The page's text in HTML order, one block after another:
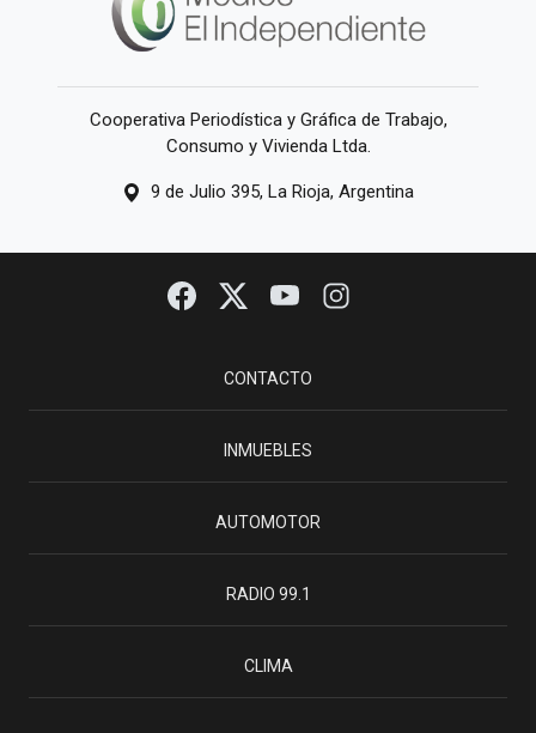
Cooperativa Periodística y Gráfica de Trabajo,
Consumo y Vivienda Ltda.
9 de Julio 395, La Rioja, Argentina
CONTACTO
INMUEBLES
AUTOMOTOR
RADIO 99.1
CLIMA